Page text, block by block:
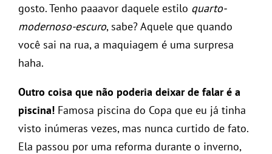
gosto. Tenho paaavor daquele estilo quarto-
modernoso-escuro, sabe? Aquele que quando
você sai na rua, a maquiagem é uma surpresa
haha.
Outro coisa que não poderia deixar de falar é a
piscina! Famosa piscina do Copa que eu já tinha
visto inúmeras vezes, mas nunca curtido de fato.
Ela passou por uma reforma durante o inverno,